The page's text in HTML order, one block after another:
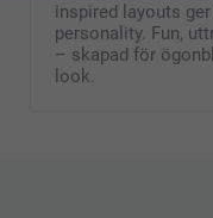
inspired layouts
personality. Fun,
– skapad för
look.